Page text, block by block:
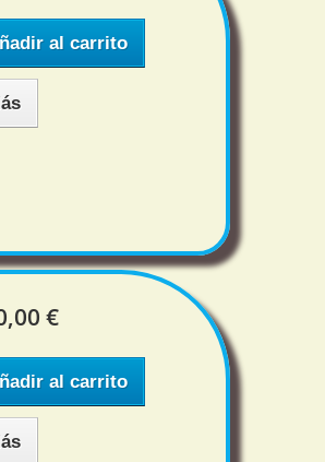
al carrito
€
al carrito